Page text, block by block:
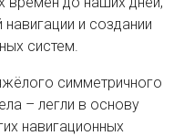
и создании
систем.
симметричного
– легли в основу
навигационных